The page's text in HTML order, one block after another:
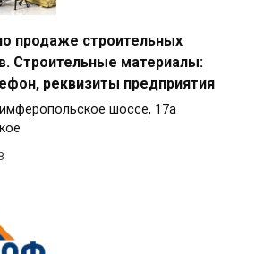
продаже строительных
Строительные материалы:
реквизиты предприятия
шоссе, 17а